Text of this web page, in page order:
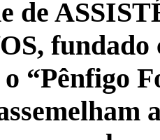
de
fundado
o “Pênfigo